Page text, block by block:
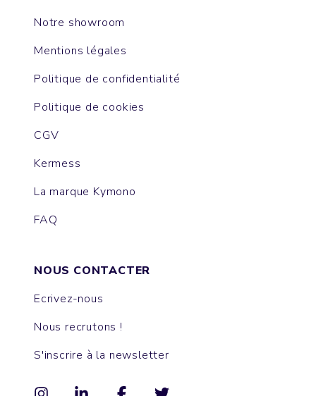
Notre showroom
Mentions légales
Politique de confidentialité
Politique de cookies
CGV
Kermess
La marque Kymono
FAQ
NOUS CONTACTER
Ecrivez-nous
Nous recrutons !
S'inscrire à la newsletter